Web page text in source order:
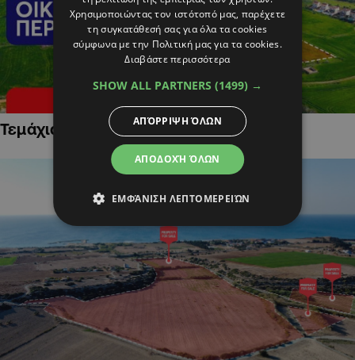
Τεμάχια Γης σε Οικιστικές Περιοχές
Χρησιμοποιώντας τον ιστότοπό μας, παρέχετε
τη συγκατάθεσή σας για όλα τα cookies
σύμφωνα με την Πολιτική μας για τα cookies.
Διαβάστε περισσότερα
SHOW ALL PARTNERS (1499) →
ΑΠΟΔΟΧΉ ΌΛΩΝ
ΑΠΌΡΡΙΨΗ ΌΛΩΝ
ΕΜΦΆΝΙΣΗ ΛΕΠΤΟΜΕΡΕΙΏΝ